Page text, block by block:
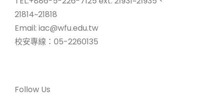
21814~21818
Email: iac@wfu.edu.tw
校安專線：05-2260135
Follow Us